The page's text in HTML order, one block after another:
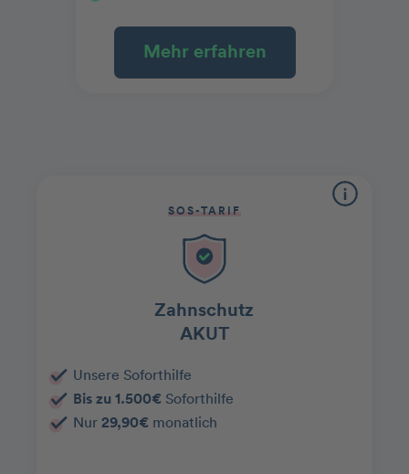
Mehr erfahren
SOS-TARIF
Zahnschutz
AKUT
Unsere Soforthilfe
Bis zu 1.500€Soforthilfe
Nur 29,90€monatlich